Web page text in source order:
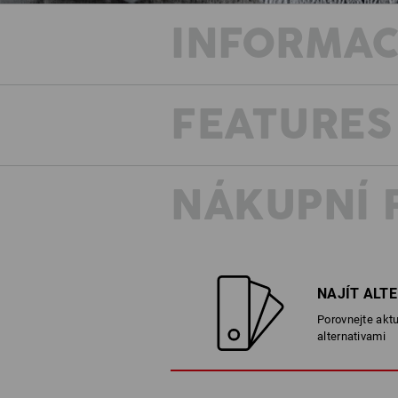
FEATURES
NÁKUPNÍ
NAJÍT
Porovnejte
alternativami